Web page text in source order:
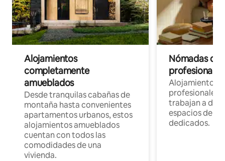
Alojamientos
completamente
amueblados
Desde tranquilas cabañas de
montaña hasta convenientes
apartamentos urbanos, estos
alojamientos amueblados
cuentan con todos las
comodidades de una
vivienda.
Nómadas
Alojamientos
profesionales
trabajan a
espacios de
dedicados.